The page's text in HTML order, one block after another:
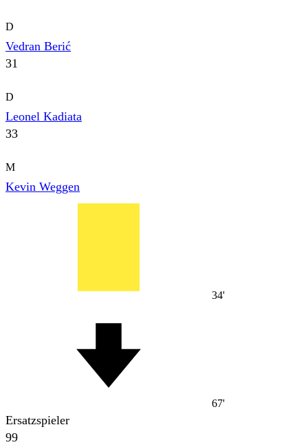
D
Vedran Berić
31
D
Leonel Kadiata
33
M
Kevin Weggen
34'
67'
Ersatzspieler
99